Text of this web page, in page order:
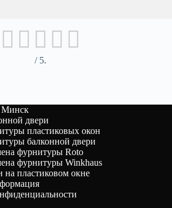
/ 5.
Минск
двери
пластиковых окон
балконной двери
фурнитуры Roto
фурнитуры Winkhaus
на пластиковом окне